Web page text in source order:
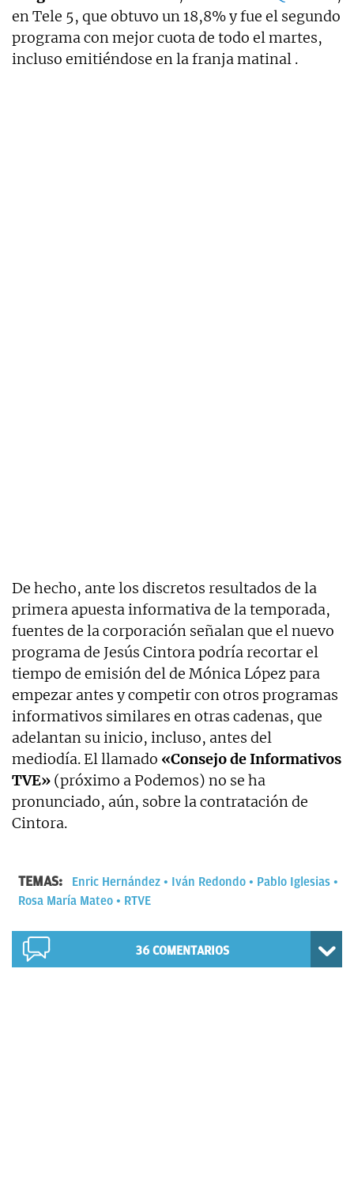
en Tele 5, que obtuvo un 18,8% y fue el segundo
programa con mejor cuota de todo el martes,
incluso emitiéndose en la franja matinal .
De hecho, ante los discretos resultados de la
primera apuesta informativa de la temporada,
fuentes de la corporación señalan que el nuevo
programa de Jesús Cintora podría recortar el
tiempo de emisión del de Mónica López para
empezar antes y competir con otros programas
informativos similares en otras cadenas, que
adelantan su inicio, incluso, antes del
mediodía. El llamado «Consejo de Informativos
TVE» (próximo a Podemos) no se ha
pronunciado, aún, sobre la contratación de
Cintora.
TEMAS: Enric Hernández Iván Redondo
Pablo Iglesias
Rosa María Mateo
RTVE
36 COMENTARIOS